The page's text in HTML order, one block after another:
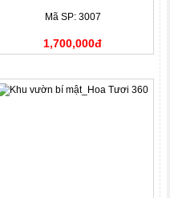
Mã SP: 3007
1,700,000đ